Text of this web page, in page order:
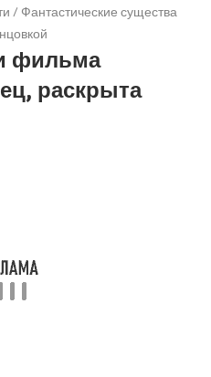
/ Фантастические существа
фильма
раскрыта